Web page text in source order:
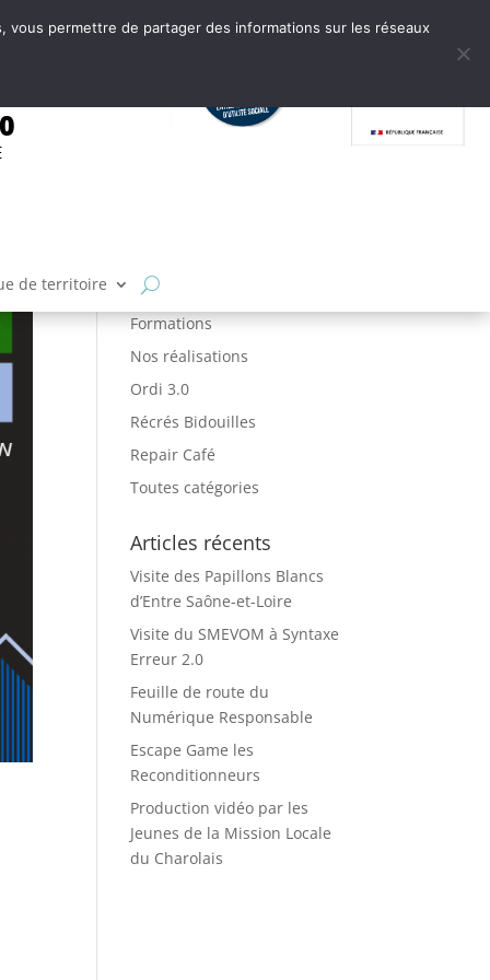
de territoire
Fabrique de Territoire
Formations
Nos réalisations
Ordi 3.0
Récrés Bidouilles
Repair Café
Toutes catégories
Articles récents
Visite des Papillons Blancs
d’Entre Saône-et-Loire
Visite du SMEVOM à Syntaxe
Erreur 2.0
Feuille de route du
Numérique Responsable
Escape Game les
Reconditionneurs
Production vidéo par les
Jeunes de la Mission Locale
du Charolais
permettre de partager des informations sur les réseaux